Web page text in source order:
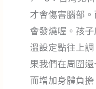
才會傷害腦部
會發燒喔。孩
溫設定點往上
果我們在周圍
而增加身體負